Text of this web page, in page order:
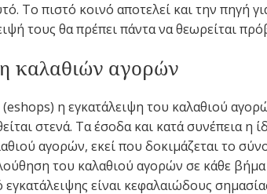
Το πιστό κοινό αποτελεί και την πηγή
τους θα πρέπει πάντα να θεωρείται
καλαθιών αγορών
η εγκατάλειψη του καλαθιού
στενά. Τα έσοδα και κατά συνέπεια η
αγορών, εκεί που δοκιμάζεται το
του καλαθιού αγορών σε κάθε βήμα
εγκατάλειψης είναι κεφαλαιώδους